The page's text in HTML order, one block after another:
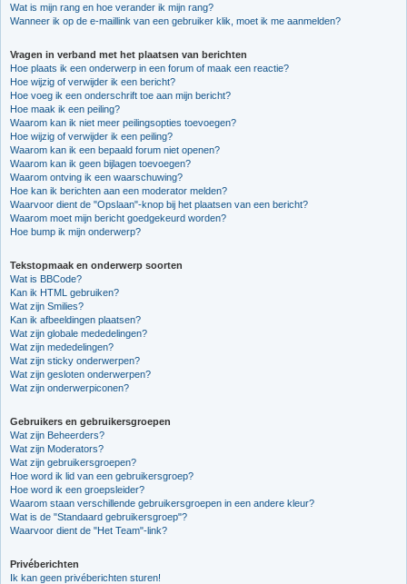
Wat is mijn rang en hoe verander ik mijn rang?
Wanneer ik op de e-maillink van een gebruiker klik, moet ik me aanmelden?
Vragen in verband met het plaatsen van berichten
Hoe plaats ik een onderwerp in een forum of maak een reactie?
Hoe wijzig of verwijder ik een bericht?
Hoe voeg ik een onderschrift toe aan mijn bericht?
Hoe maak ik een peiling?
Waarom kan ik niet meer peilingsopties toevoegen?
Hoe wijzig of verwijder ik een peiling?
Waarom kan ik een bepaald forum niet openen?
Waarom kan ik geen bijlagen toevoegen?
Waarom ontving ik een waarschuwing?
Hoe kan ik berichten aan een moderator melden?
Waarvoor dient de "Opslaan"-knop bij het plaatsen van een bericht?
Waarom moet mijn bericht goedgekeurd worden?
Hoe bump ik mijn onderwerp?
Tekstopmaak en onderwerp soorten
Wat is BBCode?
Kan ik HTML gebruiken?
Wat zijn Smilies?
Kan ik afbeeldingen plaatsen?
Wat zijn globale mededelingen?
Wat zijn mededelingen?
Wat zijn sticky onderwerpen?
Wat zijn gesloten onderwerpen?
Wat zijn onderwerpiconen?
Gebruikers en gebruikersgroepen
Wat zijn Beheerders?
Wat zijn Moderators?
Wat zijn gebruikersgroepen?
Hoe word ik lid van een gebruikersgroep?
Hoe word ik een groepsleider?
Waarom staan verschillende gebruikersgroepen in een andere kleur?
Wat is de "Standaard gebruikersgroep"?
Waarvoor dient de "Het Team"-link?
Privéberichten
Ik kan geen privéberichten sturen!